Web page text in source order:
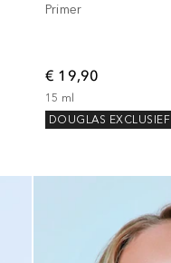
Primer
€ 19,90
15 ml
DOUGLAS EXCLUSIEF